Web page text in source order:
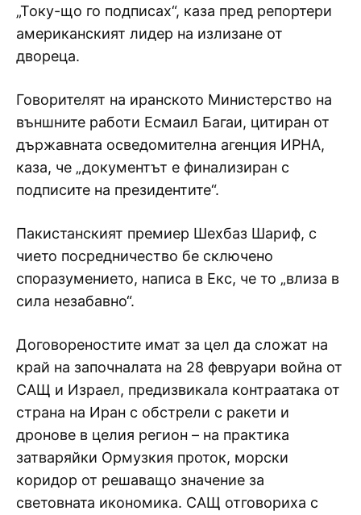
„Току-що го подписах“, каза пред репортери
американският лидер на излизане от
двореца.
Говорителят на иранското Министерство на
външните работи Есмаил Багаи, цитиран от
държавната осведомителна агенция ИРНА,
каза, че „документът е финализиран с
подписите на президентите“.
Пакистанският премиер Шехбаз Шариф, с
чието посредничество бе сключено
споразумението, написа в Екс, че то „влиза в
сила незабавно“.
Договореностите имат за цел да сложат на
край на започналата на 28 февруари война от
САЩ и Израел, предизвикала контраатака от
страна на Иран с обстрели с ракети и
дронове в целия регион – на практика
затваряйки Ормузкия проток, морски
коридор от решаващо значение за
световната икономика. САЩ отговориха с